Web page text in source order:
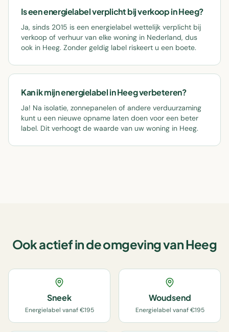
Is een energielabel verplicht bij verkoop in Heeg?
Ja, sinds 2015 is een energielabel wettelijk verplicht bij
verkoop of verhuur van elke woning in Nederland, dus
ook in Heeg. Zonder geldig label riskeert u een boete.
Kan ik mijn energielabel in Heeg verbeteren?
Ja! Na isolatie, zonnepanelen of andere verduurzaming
kunt u een nieuwe opname laten doen voor een beter
label. Dit verhoogt de waarde van uw woning in Heeg.
Ook actief in de omgeving vanHeeg
Sneek
Energielabel vanaf €195
Woudsend
Energielabel vanaf €195